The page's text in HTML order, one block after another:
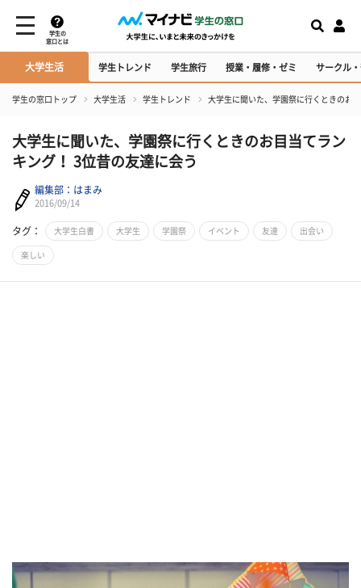
学生の
窓口とは
大学生活 学生トレンド 学生旅行 授業・履修・ゼミ サークル
学生の窓口トップ 大学生活 学生トレンド 大学生に聞いた、学園祭に行くときのお
大学生に聞いた、学園祭に行くときのお目当てラン
キング！ 3位昔の友達に会う
編集部：はまみ
2016/09/14
タグ： 大学生白書 大学生 学園祭 イベント 友達 出会い
楽しい